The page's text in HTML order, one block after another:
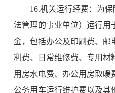
16.机关运行经费：为
法管理的事业单位）运行用
金，包括办公及印刷费、邮
利费、日常维修费、专用材
用房水电费、办公用房取暖
公务用车运行维护费以及其